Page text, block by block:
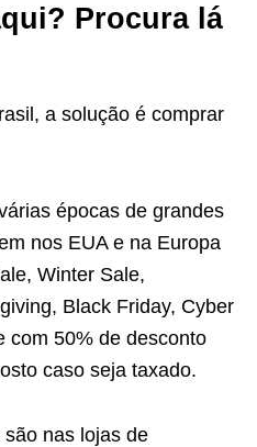
Procura lá
a solução é comprar
épocas de grandes
nos EUA e na Europa
Winter Sale,
Black Friday, Cyber
com 50% de desconto
caso seja taxado.
nas lojas de